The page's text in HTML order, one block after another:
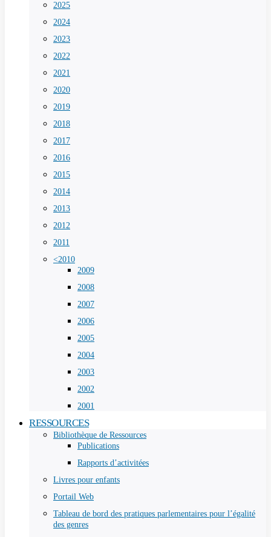
2025
2024
2023
2022
2021
2020
2019
2018
2017
2016
2015
2014
2013
2012
2011
<2010
2009
2008
2007
2006
2005
2004
2003
2002
2001
RESSOURCES
Bibliothèque de Ressources
Publications
Rapports d’activitées
Livres pour enfants
Portail Web
Tableau de bord des pratiques parlementaires pour l’égalité
des genres